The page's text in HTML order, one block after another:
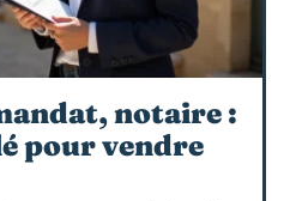
notaire :
pour vendre